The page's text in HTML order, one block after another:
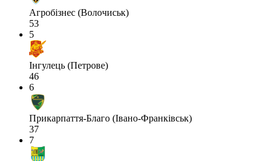
Агробізнес (Волочиськ)
53
5
Інгулець (Петрове)
46
6
Прикарпаття-Благо (Івано-Франківськ)
37
7